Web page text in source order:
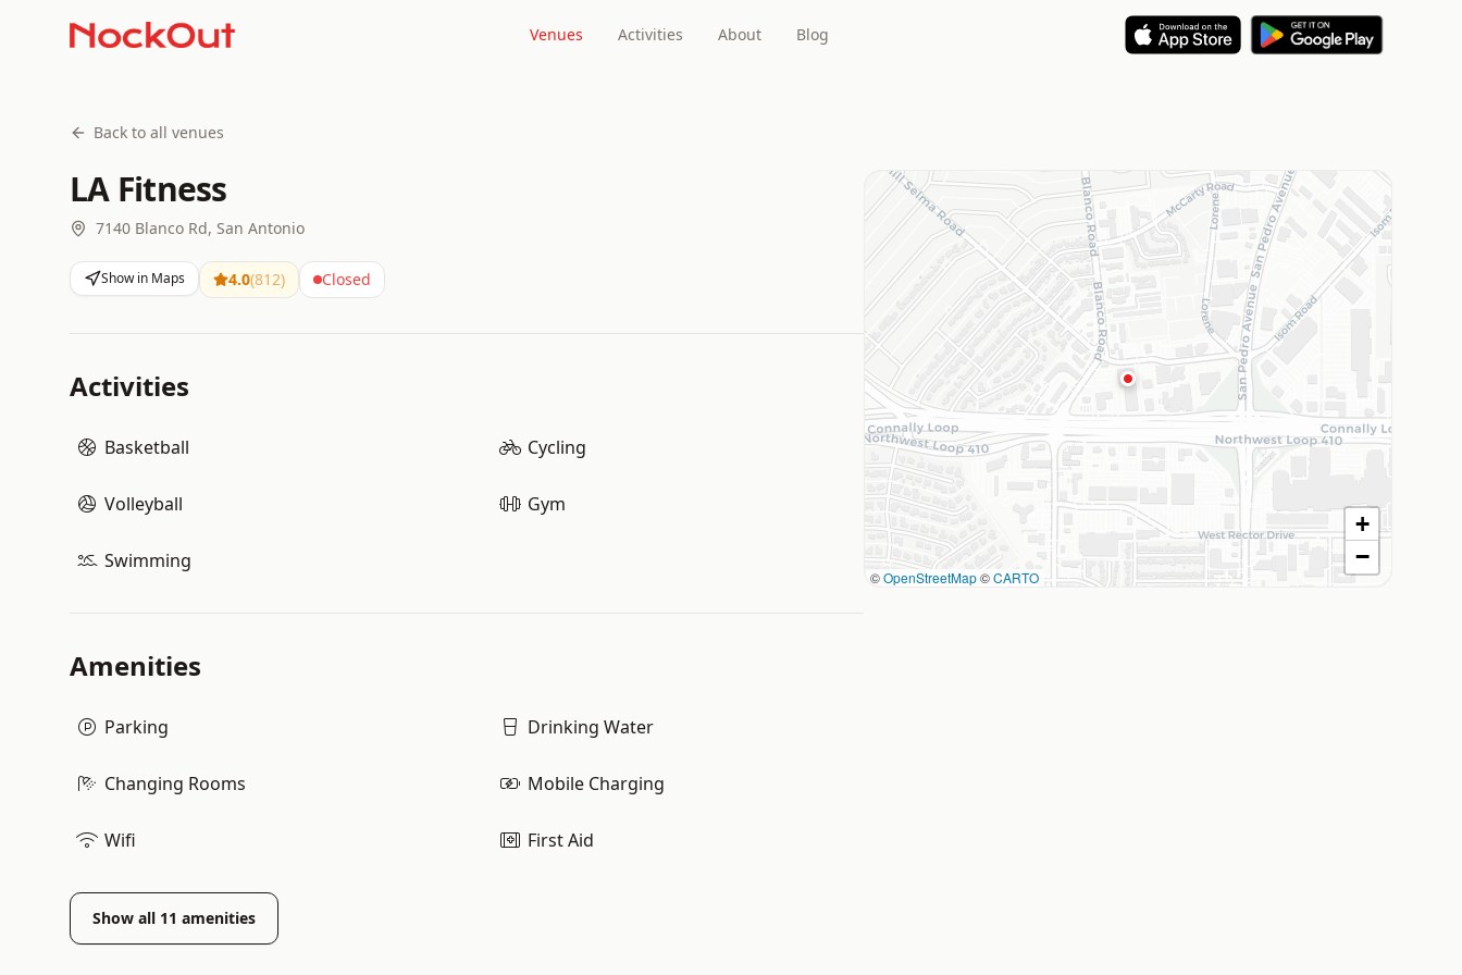
Venues Activities About Blog
Back to all venues
LA Fitness
7140 Blanco Rd, San Antonio
Show in Maps 4.0(812) Closed
Activities
Basketball Cycling
Volleyball Gym
Swimming
Amenities
Parking Drinking Water
Changing Rooms Mobile Charging
Wifi First Aid
Show all 11 amenities
©OpenStreetMap©CARTO
+
−